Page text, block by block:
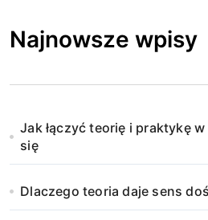
Najnowsze wpisy
Jak łączyć teorię i praktykę
się
Dlaczego teoria daje sens